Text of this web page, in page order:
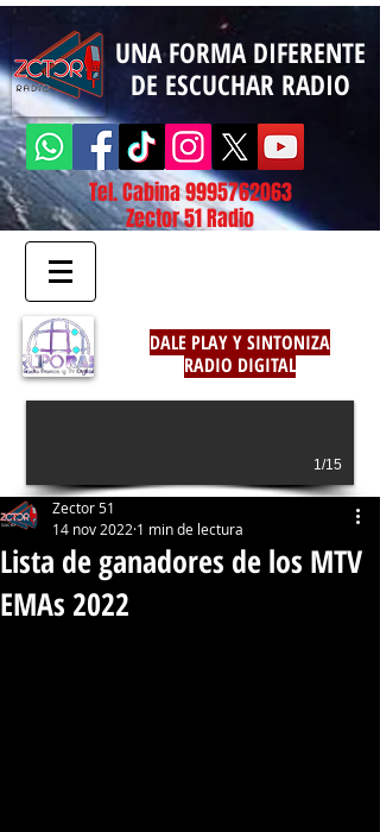
UNA FORMA DIFERENTE
DE ESCUCHAR RADIO
Tel. Cabina9995762063
Zector 51 Radio
DALE PLAY Y SINTONIZA
RADIO DIGITAL
1/15
Lista de ganadores de los MTV
EMAs 2022
Zector 51
14 nov 2022 1 min de lectura